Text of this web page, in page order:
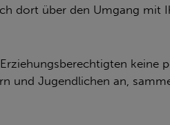
dort über den Umgang mit
keine
und Jugendlichen an,